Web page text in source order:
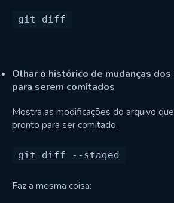
Olhar o histórico de mudanças
para serem comitados
Mostra as modificações do arquivo
pronto para ser comitado.
Faz a mesma coisa: